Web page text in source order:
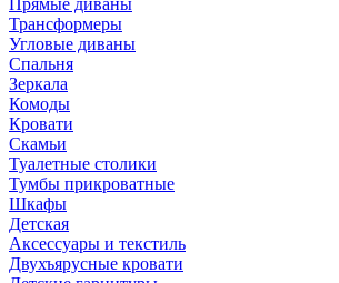
Прямые диваны
Трансформеры
Угловые диваны
Спальня
Зеркала
Комоды
Кровати
Скамьи
Туалетные столики
Тумбы прикроватные
Шкафы
Детская
Аксессуары и текстиль
Двухъярусные кровати